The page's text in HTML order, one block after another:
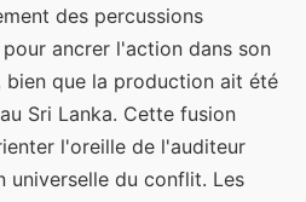
des percussions
ancrer l'action dans son
que la production ait été
Sri Lanka. Cette fusion
l'oreille de l'auditeur
universelle du conflit. Les